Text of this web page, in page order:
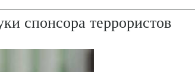
спонсора террористов